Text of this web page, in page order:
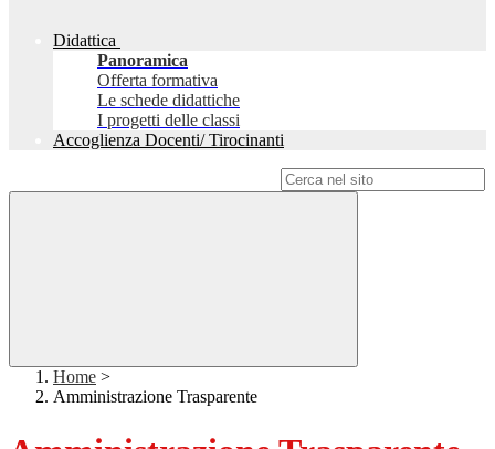
Didattica
Panoramica
Offerta formativa
Le schede didattiche
I progetti delle classi
Accoglienza Docenti/ Tirocinanti
Home >
Amministrazione Trasparente